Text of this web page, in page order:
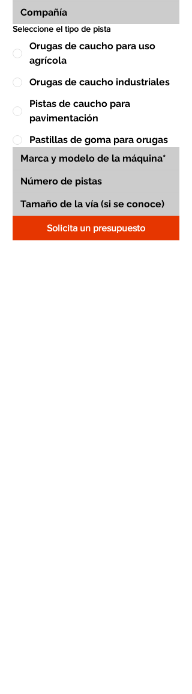
Seleccione el tipo de pista
Orugas de caucho para uso
agrícola
Orugas de caucho industriales
Pistas de caucho para
pavimentación
Pastillas de goma para orugas
Solicita un presupuesto